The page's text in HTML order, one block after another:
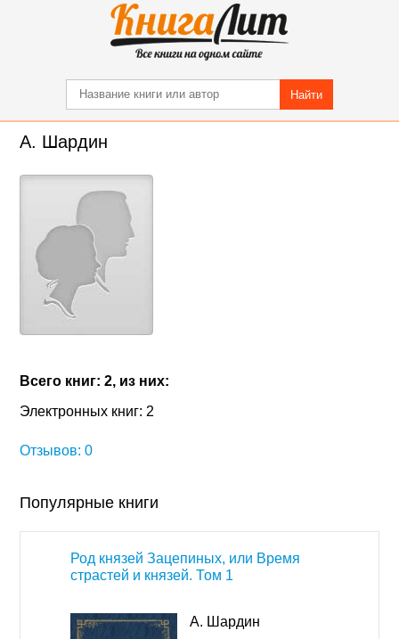
Найти
А. Шардин
Всего книг: 2, из них:
Электронных книг: 2
Отзывов: 0
Популярные книги
Род князей Зацепиных, или Время
страстей и князей. Том 1
А. Шардин